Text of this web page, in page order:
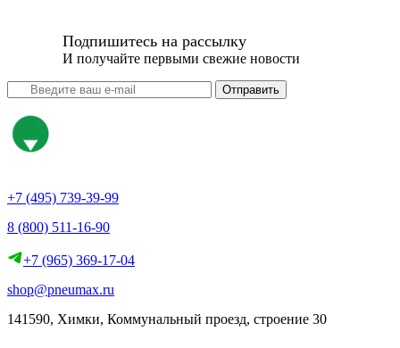
Подпишитесь на рассылку
И получайте первыми свежие новости
Отправить
+7 (495) 739-39-99
8 (800) 511-16-90
+7 (965) 369-17-04
shop@pneumax.ru
141590, Химки, Коммунальный проезд, строение 30